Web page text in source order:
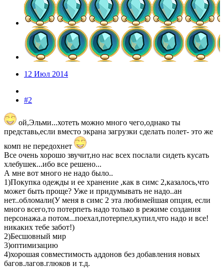
12 Июл 2014
#2
ой,Эльми...хотеть можно много чего,однако ты
представь,если вместо экрана загрузки сделать полет- это же
комп не передохнет
Все очень хорошо звучит,но нас всех послали сидеть кусать
хлебушек...ибо все решено...
А мне вот много не надо было..
1)Покупка одежды и ее хранение ,как в симс 2,казалось,что
может быть проще? Уже и придумывать не надо..ан
нет..обломали(У меня в симс 2 эта любимейшая опция, если
много всего,то потерпеть надо только в режиме создания
персонажа.а потом...поехал,потерпел,купил,что надо и все!
никаких тебе забот!)
2)Бесшовный мир
3)оптимизацию
4)хорошая совместимость аддонов без добавления новых
багов.лагов.глюков и т.д.